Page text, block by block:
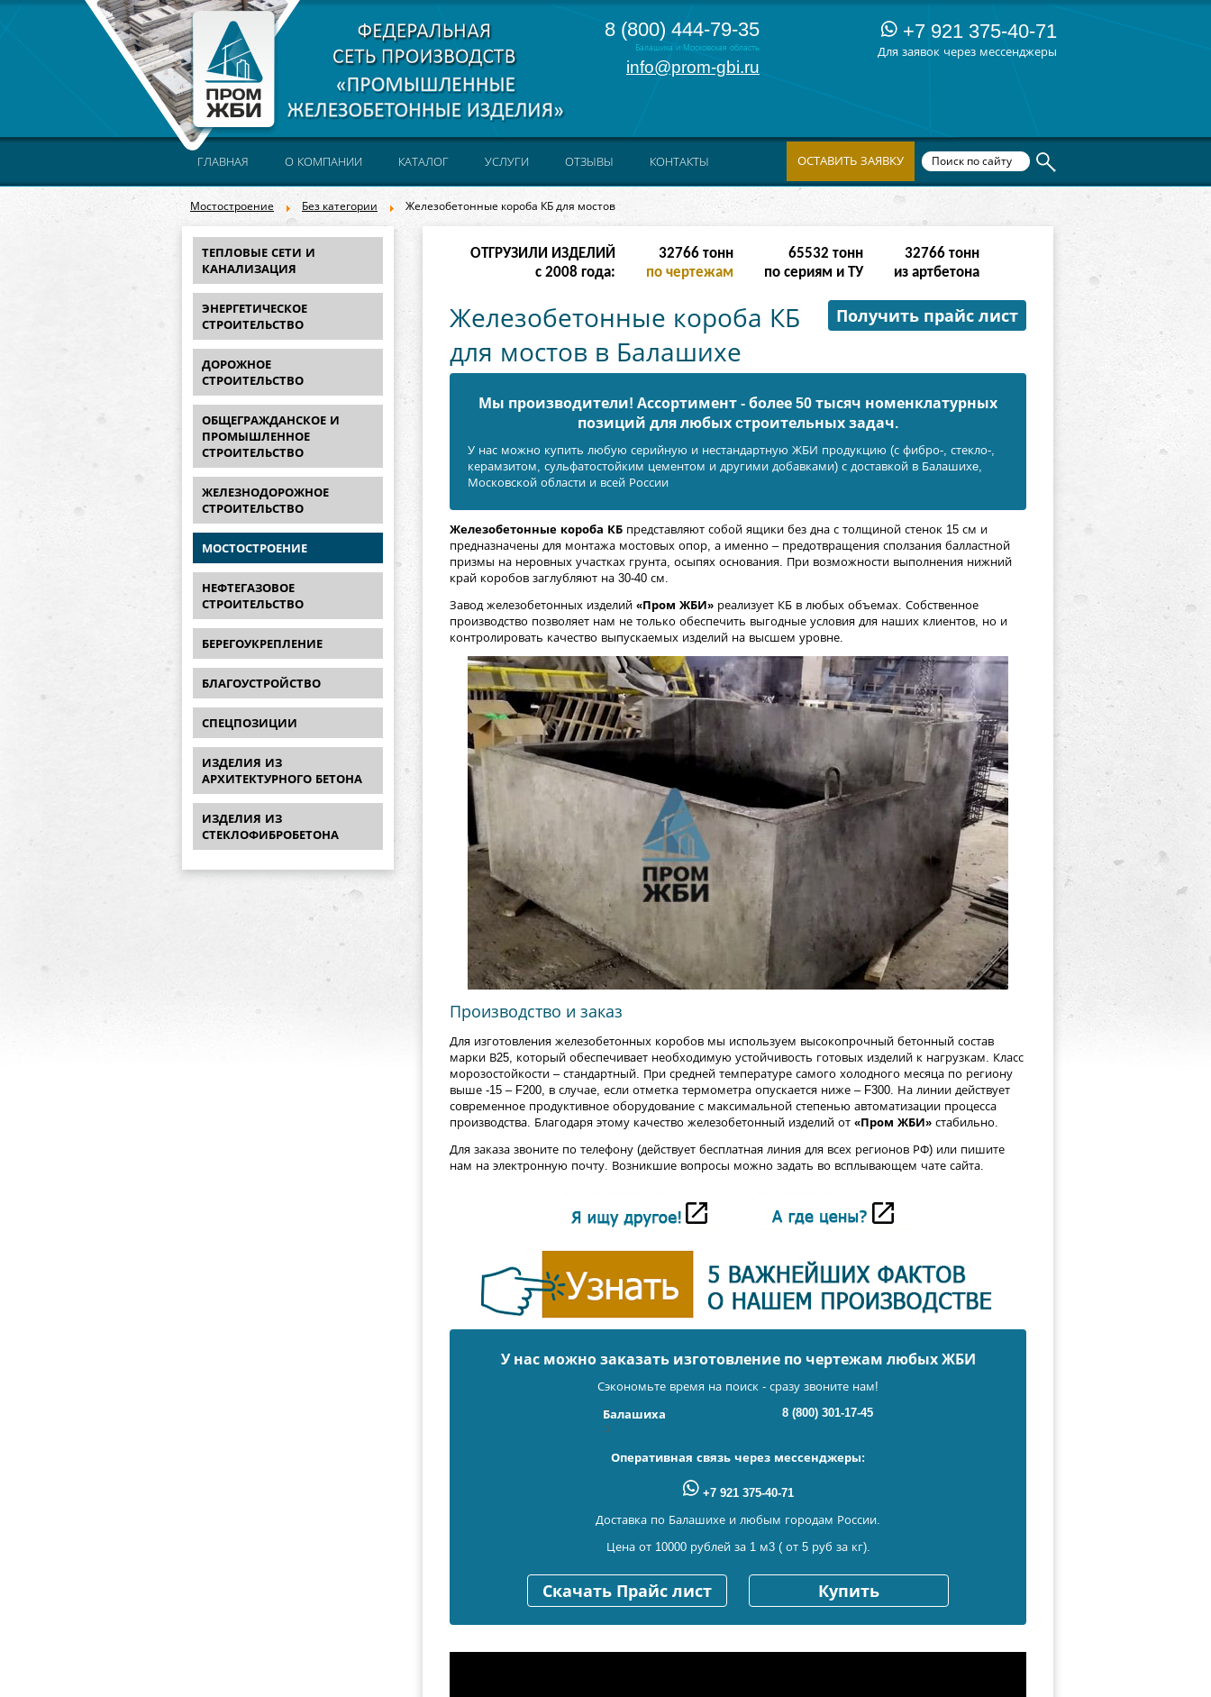
8 (800) 444-79-35
Балашиха и Московская область
info@prom-gbi.ru
+7 921 375-40-71
Для заявок через мессенджеры
Мостостроение Без категории Железобетонные короба КБ для мостов
ГЛАВНАЯ О КОМПАНИИ КАТАЛОГ УСЛУГИ ОТЗЫВЫ КОНТАКТЫ ОСТАВИТЬ ЗАЯВКУ
ТЕПЛОВЫЕ СЕТИ И
КАНАЛИЗАЦИЯ
ЭНЕРГЕТИЧЕСКОЕ
СТРОИТЕЛЬСТВО
ДОРОЖНОЕ
СТРОИТЕЛЬСТВО
ОБЩЕГРАЖДАНСКОЕ И
ПРОМЫШЛЕННОЕ
СТРОИТЕЛЬСТВО
ЖЕЛЕЗНОДОРОЖНОЕ
СТРОИТЕЛЬСТВО
МОСТОСТРОЕНИЕ
НЕФТЕГАЗОВОЕ
СТРОИТЕЛЬСТВО
БЕРЕГОУКРЕПЛЕНИЕ
БЛАГОУСТРОЙСТВО
СПЕЦПОЗИЦИИ
ИЗДЕЛИЯ ИЗ
АРХИТЕКТУРНОГО БЕТОНА
ИЗДЕЛИЯ ИЗ
СТЕКЛОФИБРОБЕТОНА
ОТГРУЗИЛИ ИЗДЕЛИЙ
с 2008 года:
131070тонн
по чертежам
238342 тонн
по сериям и ТУ
131070тонн
из артбетона
Получить прайс лист
Железобетонные короба КБ
для мостов в Балашихе
Мы производители! Ассортимент - более 50 тысяч номенклатурных
позиций для любых cтроительных задач.
У нас можно купить любую серийную и нестандартную ЖБИ продукцию (с фибро-, стекло-,
керамзитом, сульфатостойким цементом и другими добавками) с доставкой в Балашихe,
Московской области и всей России
Железобетонные короба КБ представляют собой ящики без дна с толщиной стенок 15 см и
предназначены для монтажа мостовых опор, а именно – предотвращения сползания балластной
призмы на неровных участках грунта, осыпях основания. При возможности выполнения нижний
край коробов заглубляют на 30-40 см.
Завод железобетонных изделий «Пром ЖБИ» реализует КБ в любых объемах. Собственное
производство позволяет нам не только обеспечить выгодные условия для наших клиентов, но и
контролировать качество выпускаемых изделий на высшем уровне.
Производство и заказ
Для изготовления железобетонных коробов мы используем высокопрочный бетонный состав
марки В25, который обеспечивает необходимую устойчивость готовых изделий к нагрузкам. Класс
морозостойкости – стандартный. При средней температуре самого холодного месяца по региону
выше -15 – F200, в случае, если отметка термометра опускается ниже – F300. На линии действует
современное продуктивное оборудование с максимальной степенью автоматизации процесса
производства. Благодаря этому качество железобетонный изделий от «Пром ЖБИ» стабильно.
Для заказа звоните по телефону (действует бесплатная линия для всех регионов РФ) или пишите
нам на электронную почту. Возникшие вопросы можно задать во всплывающем чате сайта.
У нас можно заказать изготовление по чертежам любых ЖБИ
Сэкономьте время на поиск - сразу звоните нам!
Балашиха 8 (800) 301-17-45
Оперативная связь через мессенджеры:
+7 921 375-40-71
Доставка по Балашихе и любым городам России.
Цена от 10000 рублей за 1 м3 ( от 5 руб за кг).
Скачать Прайс лист Купить